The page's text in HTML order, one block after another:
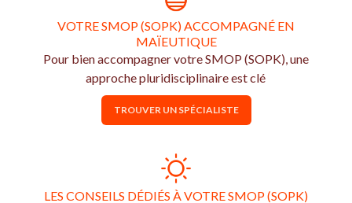
VOTRE SMOP (SOPK) ACCOMPAGNÉ EN
MAÏEUTIQUE
Pour bien accompagner votre SMOP (SOPK), une
approche pluridisciplinaire est clé
TROUVER UN SPÉCIALISTE
LES CONSEILS DÉDIÉS À VOTRE SMOP (SOPK)